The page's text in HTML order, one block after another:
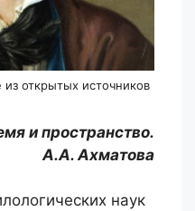
открытых источников
и пространство.
А.А. Ахматова
наук